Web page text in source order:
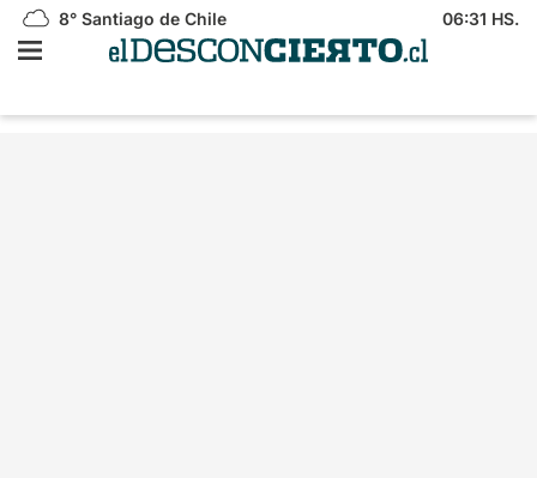
8° Santiago de Chile 06:31 HS.